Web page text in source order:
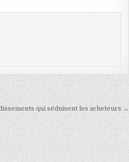
qui séduisent les acheteurs →